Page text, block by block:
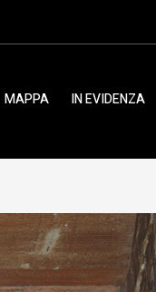
MAPPA IN EVIDENZA